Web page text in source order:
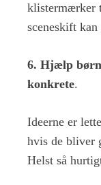
klistermærker
sceneskift
6. Hjælp
konkrete.
Ideerne er
hvis de bliver
Helst så